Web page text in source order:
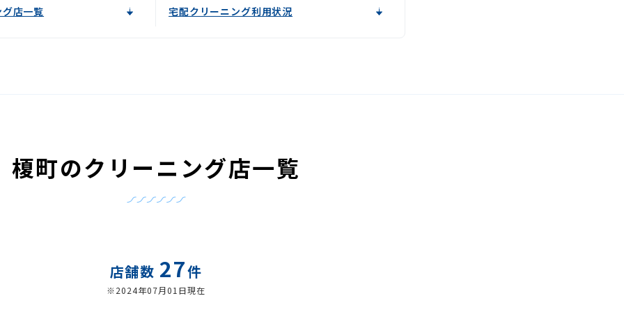
店一覧 宅配クリーニング利用状況
榎町のクリーニング店一覧
店舗数 27件
※2024年07月01日現在